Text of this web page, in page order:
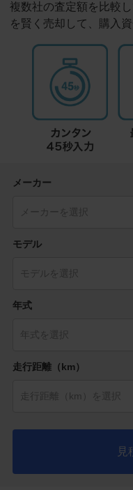
複数社の査定額を比較
を賢く売却して、購入
メーカー
モデル
年式
走行距離（km）
見